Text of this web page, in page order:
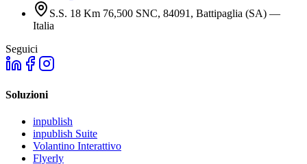
S.S. 18 Km 76,500 SNC, 84091, Battipaglia (SA) —
Italia
Seguici
Soluzioni
inpublish
inpublish Suite
Volantino Interattivo
Flyerly